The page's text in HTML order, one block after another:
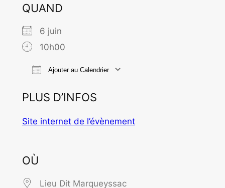
QUAND
6 juin
10h00
Ajouter au Calendrier
PLUS D’INFOS
Site internet de l’évènement
OÙ
Lieu Dit Marqueyssac